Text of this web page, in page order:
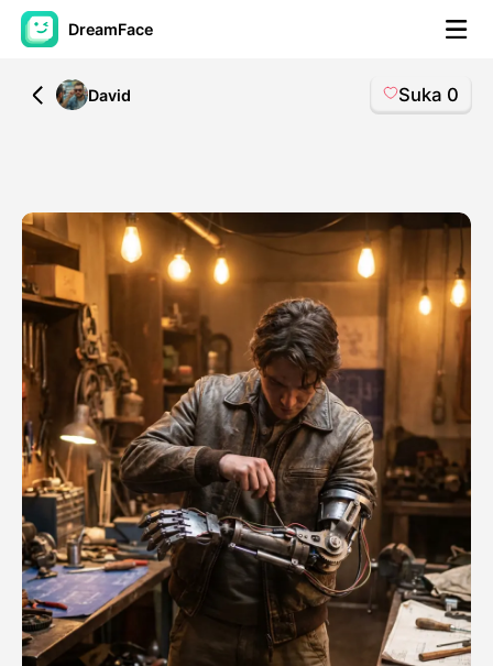
DreamFace
Alat AI
Video AI
Foto AI ▼
Alat lainnya ▼
Lihat Semua Alat
Template
Avatar Video
Video AI ▼
Foto AI ▼
All
David Suka 0